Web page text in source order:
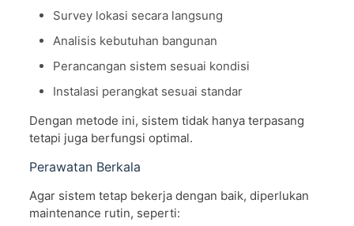
Survey lokasi secara langsung
Analisis kebutuhan bangunan
Perancangan sistem sesuai kondisi
Instalasi perangkat sesuai standar
Dengan metode ini, sistem tidak hanya terpasang
tetapi juga berfungsi optimal.
Perawatan Berkala
Agar sistem tetap bekerja dengan baik, diperlukan
maintenance rutin, seperti: